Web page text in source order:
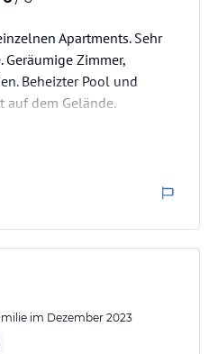
des jeweiligen Veranstalters.
Apartments. Sehr
Zimmer,
Beheizter Pool und
auf dem Gelände.
im Dezember 2023